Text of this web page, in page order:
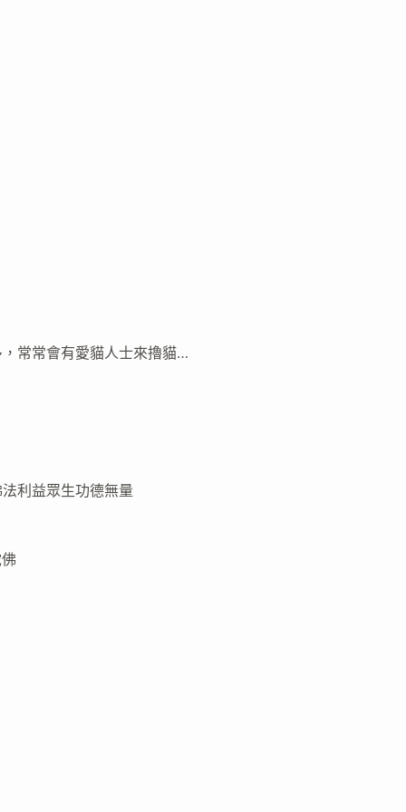
常常會有愛貓人士來擼貓…
利益眾生功德無量